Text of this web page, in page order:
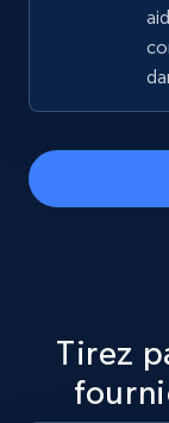
eBay -
Seller
eBay -
URL,
Tirez